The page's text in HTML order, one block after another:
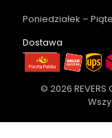
Poniedziałek –
Dostawa
© 2026 REVERS